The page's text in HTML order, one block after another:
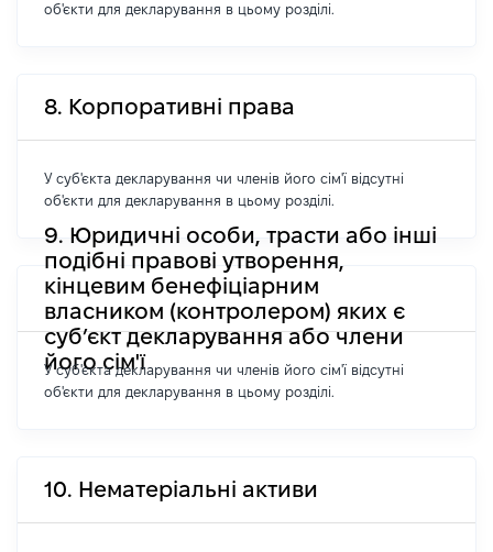
об'єкти для декларування в цьому розділі.
8. Корпоративні права
У суб'єкта декларування чи членів його сім'ї відсутні
об'єкти для декларування в цьому розділі.
9. Юридичні особи, трасти або інші
подібні правові утворення,
кінцевим бенефіціарним
власником (контролером) яких є
суб’єкт декларування або члени
його сім'ї
У суб'єкта декларування чи членів його сім'ї відсутні
об'єкти для декларування в цьому розділі.
10. Нематеріальні активи